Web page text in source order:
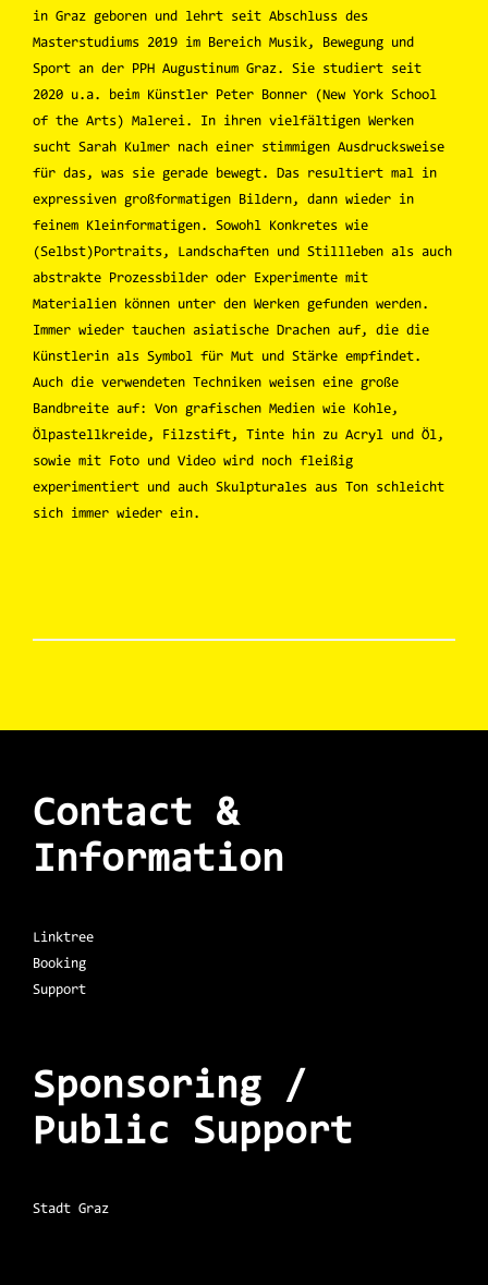
in Graz geboren und lehrt seit Abschluss des
Masterstudiums 2019 im Bereich Musik, Bewegung und
Sport an der PPH Augustinum Graz. Sie studiert seit
2020 u.a. beim Künstler Peter Bonner (New York School
of the Arts) Malerei. In ihren vielfältigen Werken
sucht Sarah Kulmer nach einer stimmigen Ausdrucksweise
für das, was sie gerade bewegt. Das resultiert mal in
expressiven großformatigen Bildern, dann wieder in
feinem Kleinformatigen. Sowohl Konkretes wie
(Selbst)Portraits, Landschaften und Stillleben als auch
abstrakte Prozessbilder oder Experimente mit
Materialien können unter den Werken gefunden werden.
Immer wieder tauchen asiatische Drachen auf, die die
Künstlerin als Symbol für Mut und Stärke empfindet.
Auch die verwendeten Techniken weisen eine große
Bandbreite auf: Von grafischen Medien wie Kohle,
Ölpastellkreide, Filzstift, Tinte hin zu Acryl und Öl,
sowie mit Foto und Video wird noch fleißig
experimentiert und auch Skulpturales aus Ton schleicht
sich immer wieder ein.
Contact &
Information
Linktree
Booking
Support
Sponsoring /
Public Support
Stadt Graz